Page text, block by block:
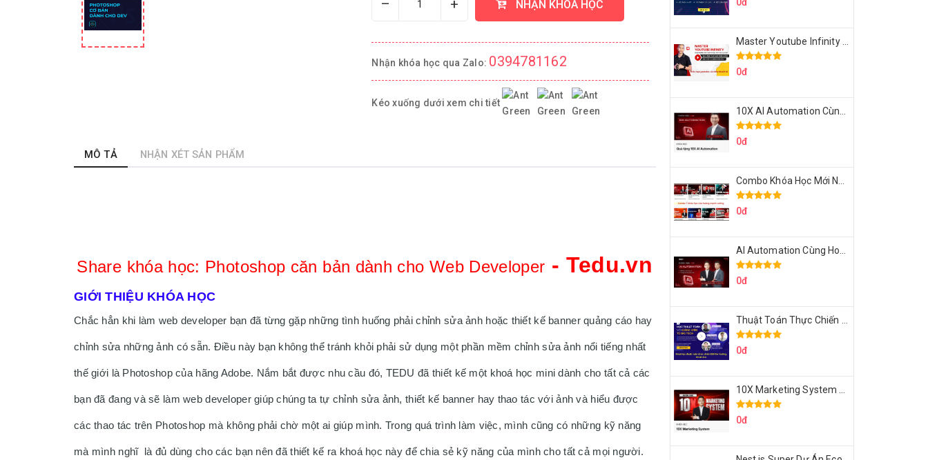
– + NHẬN KHÓA HỌC
Nhận khóa học qua Zalo: 0394781162
Kéo xuống dưới xem chi tiết
MÔ TẢ NHẬN XÉT SẢN PHẨM
Share khóa học: Photoshop căn bản dành cho Web Developer - Tedu.vn
GIỚI THIỆU KHÓA HỌC
Chắc hẳn khi làm web developer bạn đã từng gặp những tình huống phải chỉnh sửa ảnh hoặc thiết kế banner quảng cáo hay
chỉnh sửa những ảnh có sẵn. Điều này bạn không thể tránh khỏi phải sử dụng một phần mềm chỉnh sửa ảnh nổi tiếng nhất
thế giới là Photoshop của hãng Adobe. Nắm bắt được nhu cầu đó, TEDU đã thiết kế một khoá học mini dành cho tất cả các
bạn đã đang và sẽ làm web developer giúp chúng ta tự chỉnh sửa ảnh, thiết kế banner hay thao tác với ảnh và hiểu được
các thao tác trên Photoshop mà không phải chờ một ai giúp mình. Trong quá trình làm việc, mình cũng có những kỹ năng
mà mình nghĩ  là đủ dùng cho các bạn nên đã thiết kế ra khoá học này để chia sẻ kỹ năng của mình cho tất cả mọi người.
0đ
0đ
0đ
0đ
0đ
0đ